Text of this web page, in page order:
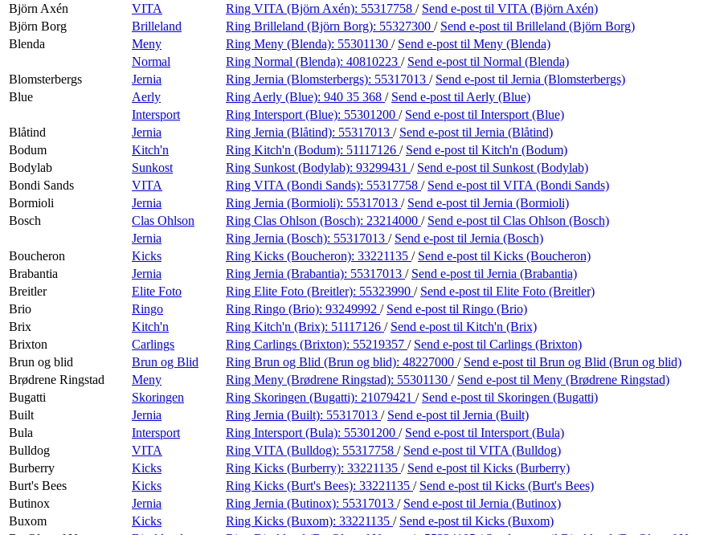
Björn Axén
VITA Ring VITA (Björn Axén): 55317758 / Send e-post til VITA (Björn Axén)
Björn Borg
Brilleland Ring Brilleland (Björn Borg): 55327300 / Send e-post til Brilleland (Björn Borg)
Blenda
Meny Ring Meny (Blenda): 55301130 / Send e-post til Meny (Blenda)
Normal
Ring Normal (Blenda): 40810223 / Send e-post til Normal (Blenda)
Blomsterbergs
Jernia Ring Jernia (Blomsterbergs): 55317013 / Send e-post til Jernia (Blomsterbergs)
Blue
Aerly Ring Aerly (Blue): 940 35 368 / Send e-post til Aerly (Blue)
Intersport
Ring Intersport (Blue): 55301200 / Send e-post til Intersport (Blue)
Blåtind
Jernia Ring Jernia (Blåtind): 55317013 / Send e-post til Jernia (Blåtind)
Bodum
Kitch'n Ring Kitch'n (Bodum): 51117126 / Send e-post til Kitch'n (Bodum)
Bodylab
Sunkost Ring Sunkost (Bodylab): 93299431 / Send e-post til Sunkost (Bodylab)
Bondi Sands
VITA Ring VITA (Bondi Sands): 55317758 / Send e-post til VITA (Bondi Sands)
Bormioli
Jernia Ring Jernia (Bormioli): 55317013 / Send e-post til Jernia (Bormioli)
Bosch
Clas Ohlson Ring Clas Ohlson (Bosch): 23214000 / Send e-post til Clas Ohlson (Bosch)
Jernia
Ring Jernia (Bosch): 55317013 / Send e-post til Jernia (Bosch)
Boucheron
Kicks Ring Kicks (Boucheron): 33221135 / Send e-post til Kicks (Boucheron)
Brabantia
Jernia Ring Jernia (Brabantia): 55317013 / Send e-post til Jernia (Brabantia)
Breitler
Elite Foto Ring Elite Foto (Breitler): 55323990 / Send e-post til Elite Foto (Breitler)
Brio
Ringo Ring Ringo (Brio): 93249992 / Send e-post til Ringo (Brio)
Brix
Kitch'n Ring Kitch'n (Brix): 51117126 / Send e-post til Kitch'n (Brix)
Brixton
Carlings Ring Carlings (Brixton): 55219357 / Send e-post til Carlings (Brixton)
Brun og blid
Brun og Blid Ring Brun og Blid (Brun og blid): 48227000 / Send e-post til Brun og Blid (Brun og blid)
Brødrene Ringstad
Meny Ring Meny (Brødrene Ringstad): 55301130 / Send e-post til Meny (Brødrene Ringstad)
Bugatti
Skoringen Ring Skoringen (Bugatti): 21079421 / Send e-post til Skoringen (Bugatti)
Built
Jernia Ring Jernia (Built): 55317013 / Send e-post til Jernia (Built)
Bula
Intersport Ring Intersport (Bula): 55301200 / Send e-post til Intersport (Bula)
Bulldog
VITA Ring VITA (Bulldog): 55317758 / Send e-post til VITA (Bulldog)
Burberry
Kicks Ring Kicks (Burberry): 33221135 / Send e-post til Kicks (Burberry)
Burt's Bees
Kicks Ring Kicks (Burt's Bees): 33221135 / Send e-post til Kicks (Burt's Bees)
Butinox
Jernia Ring Jernia (Butinox): 55317013 / Send e-post til Jernia (Butinox)
Buxom
Kicks Ring Kicks (Buxom): 33221135 / Send e-post til Kicks (Buxom)